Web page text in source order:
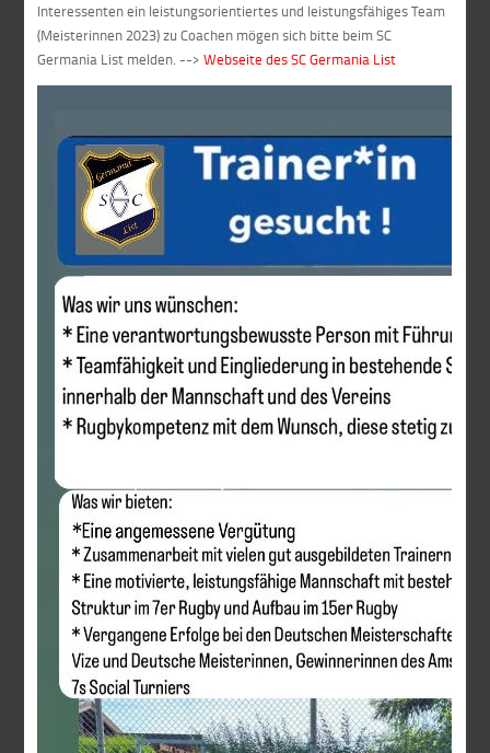
Interessenten ein leistungsorientiertes und leistungsfähiges Team
(Meisterinnen 2023) zu Coachen mögen sich bitte beim SC
Germania List melden. -->Webseite des SC Germania List